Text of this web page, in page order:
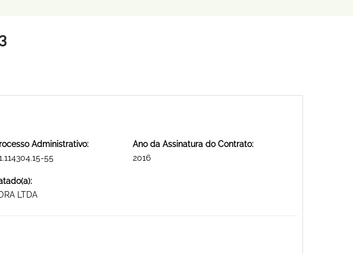
Administrativo:
55
Ano da Assinatura do Contrato:
2016
LTDA